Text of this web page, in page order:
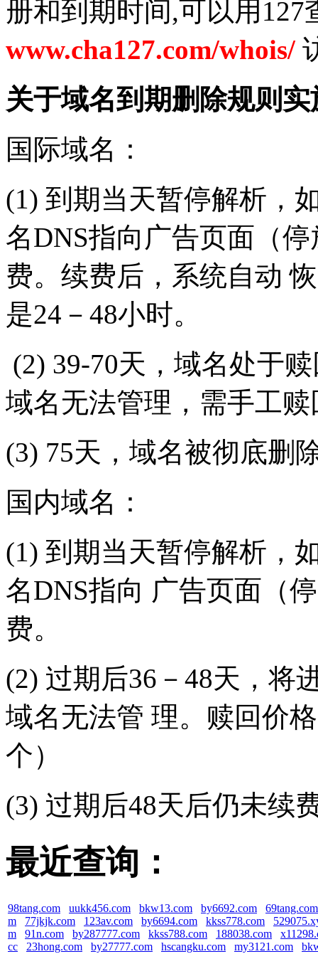
册和到期时间,可以用
www.cha127.com/whois/
关于域名到期删除规则
国际域名：
(1) 到期当天暂停解析，
名DNS指向广告页面（
费。续费后，系统自动
是24－48小时。
(2) 39-70天，域名处于
域名无法管理，需手工赎
(3) 75天，域名被彻底删
国内域名：
(1) 到期当天暂停解析，
名DNS指向 广告页面（
费。
(2) 过期后36－48天，将
域名无法管 理。赎回价
个）
(3) 过期后48天后仍未续
最近查询：
98tang.com uukk456.com bkw13.com by6692.com
69tang.com
m
77jkjk.com 123av.com by6694.com kkss778.com
m
91n.com by287777.com kkss788.com 188038.com
cc
23hong.com by27777.com hscangku.com my3121.com